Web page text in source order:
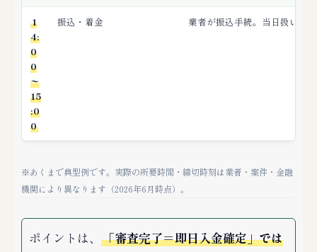
1
4:
0
0
〜
15
:0
0
振込・着金 業者が振込手続。当日扱い締
※あくまで典型例です。実際の所要時間・締切時刻は業者・案件・金融
機関により異なります（2026年6月時点）。
ポイントは、 「審査完了＝即日入金確定」では